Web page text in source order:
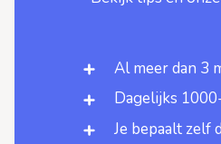
Al meer dan 3
Dagelijks
Je bepaalt zelf